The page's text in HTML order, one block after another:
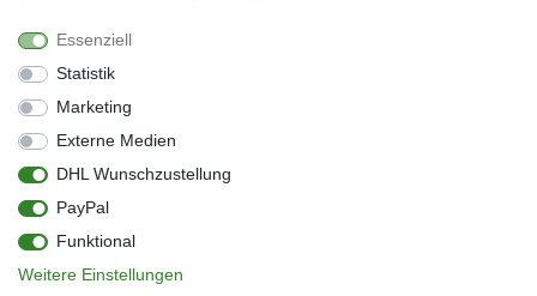
Sie können den Newsletter jederzeit kostenlos abbestellen.
** gilt für Lieferungen innerhalb Deutschlands, Lieferzeiten für andere Länder
entnehmen Sie bitte der Schaltfläche mit den Versandinformationen
Widerrufs­recht
Kontakt
Barrierefreiheitserklärung
Zahlung & Versand
Vertrag widerrufen
Essenziell
Statistik
Marketing
Externe Medien
DHL Wunschzustellung
PayPal
Funktional
Weitere Einstellungen